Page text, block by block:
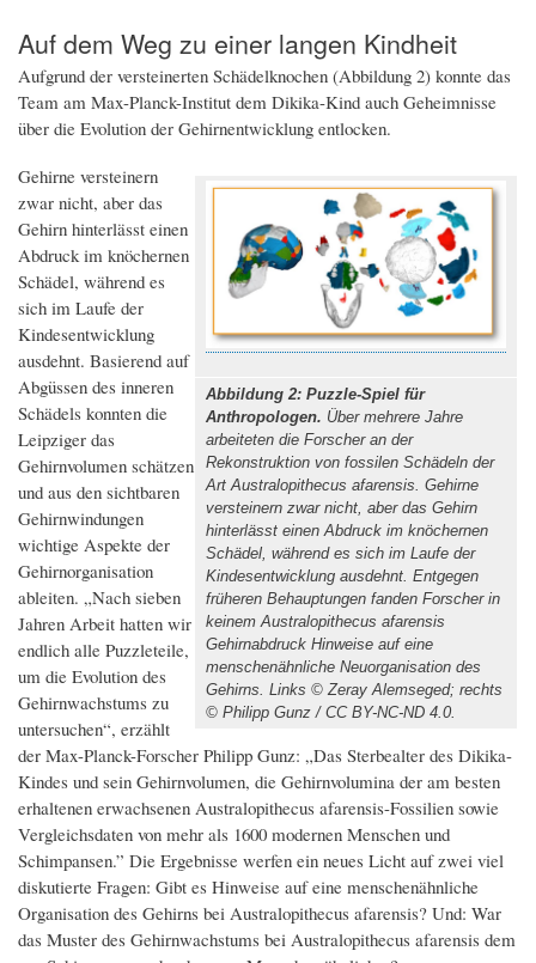
Auf dem Weg zu einer langen Kindheit
Aufgrund der versteinerten Schädelknochen (Abbildung 2) konnte das
Team am Max-Planck-Institut dem Dikika-Kind auch Geheimnisse
über die Evolution der Gehirnentwicklung entlocken.
Abbildung 2: Puzzle-Spiel für
Anthropologen. Über mehrere Jahre
arbeiteten die Forscher an der
Rekonstruktion von fossilen Schädeln der
Art Australopithecus afarensis. Gehirne
versteinern zwar nicht, aber das Gehirn
hinterlässt einen Abdruck im knöchernen
Schädel, während es sich im Laufe der
Kindesentwicklung ausdehnt. Entgegen
früheren Behauptungen fanden Forscher in
keinem Australopithecus afarensis
Gehirnabdruck Hinweise auf eine
menschenähnliche Neuorganisation des
Gehirns. Links © Zeray Alemseged; rechts
© Philipp Gunz / CC BY-NC-ND 4.0.
Gehirne versteinern
zwar nicht, aber das
Gehirn hinterlässt einen
Abdruck im knöchernen
Schädel, während es
sich im Laufe der
Kindesentwicklung
ausdehnt. Basierend auf
Abgüssen des inneren
Schädels konnten die
Leipziger das
Gehirnvolumen schätzen
und aus den sichtbaren
Gehirnwindungen
wichtige Aspekte der
Gehirnorganisation
ableiten. „Nach sieben
Jahren Arbeit hatten wir
endlich alle Puzzleteile,
um die Evolution des
Gehirnwachstums zu
untersuchen“, erzählt
der Max-Planck-Forscher Philipp Gunz: „Das Sterbealter des Dikika-
Kindes und sein Gehirnvolumen, die Gehirnvolumina der am besten
erhaltenen erwachsenen Australopithecus afarensis-Fossilien sowie
Vergleichsdaten von mehr als 1600 modernen Menschen und
Schimpansen.” Die Ergebnisse werfen ein neues Licht auf zwei viel
diskutierte Fragen: Gibt es Hinweise auf eine menschenähnliche
Organisation des Gehirns bei Australopithecus afarensis? Und: War
das Muster des Gehirnwachstums bei Australopithecus afarensis dem